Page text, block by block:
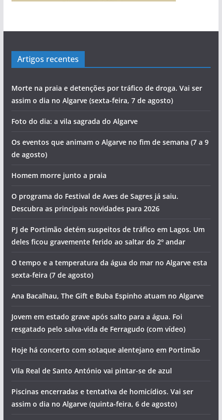
Artigos recentes
Morte na praia e detenções por tráfico de droga. Vai ser
assim o dia no Algarve (sexta-feira, 7 de agosto)
Foto do dia: a vila sagrada do Algarve
Os eventos que animam o Algarve no fim de semana (7 a 9
de agosto)
Homem morre junto a praia
O programa do Festival de Aves de Sagres já saiu.
Descubra as principais novidades para 2026
PJ de Portimão detém suspeitos de tráfico em Lagos. Um
deles ficou gravemente ferido ao saltar do 2º andar
O tempo e a temperatura da água do mar no Algarve esta
sexta-feira (7 de agosto)
Ana Bacalhau, The Gift e Buba Espinho atuam no Algarve
Jovem em estado grave após salto para a água. Foi
resgatado pelo salva-vida de Ferragudo (com vídeo)
Hoje há concerto com sotaque alentejano em Portimão
Vila Real de Santo António vai pintar-se de azul
Piscinas encerradas e tentativa de homicídios. Vai ser
assim o dia no Algarve (quinta-feira, 6 de agosto)